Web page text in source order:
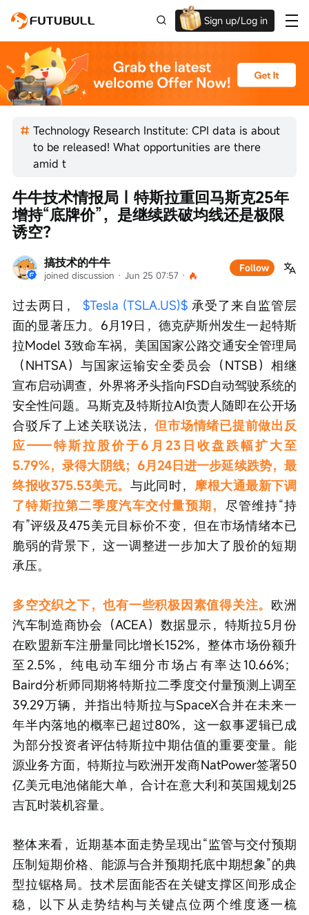
Sign up/Log in
Grab the welcome Offer!
Technology Research Institute: CPI data is about
to be released! What opportunities are there
amid t
搞技术的牛牛
joined discussion · Jun 25 07:57 ·
Follow
牛牛技术情报局｜特斯拉重回马斯克25年
增持“底牌价”，是继续跌破均线还是极限
诱空？
过去两日， $Tesla (TSLA.US)$ 承受了来自监管层
面的显著压力。6月19日，德克萨斯州发生一起特斯
拉Model 3致命车祸，美国国家公路交通安全管理局
（NHTSA）与国家运输安全委员会（NTSB）相继
宣布启动调查，外界将矛头指向FSD自动驾驶系统的
安全性问题。马斯克及特斯拉AI负责人随即在公开场
合驳斥了上述关联说法，但市场情绪已提前做出反
应——特斯拉股价于6月23日收盘跌幅扩大至
5.79%，录得大阴线；6月24日进一步延续跌势，最
终报收375.53美元。与此同时， 摩根大通最新下调
了特斯拉第二季度汽车交付量预期， 尽管维持“持
有”评级及475美元目标价不变，但在市场情绪本已
脆弱的背景下，这一调整进一步加大了股价的短期
承压。
多空交织之下，也有一些积极因素值得关注。 欧洲
汽车制造商协会（ACEA）数据显示，特斯拉5月份
在欧盟新车注册量同比增长152%，整体市场份额升
至2.5%，纯电动车细分市场占有率达10.66%；
Baird分析师同期将特斯拉二季度交付量预测上调至
39.29万辆，并指出特斯拉与SpaceX合并在未来一
年半内落地的概率已超过80%，这一叙事逻辑已成
为部分投资者评估特斯拉中期估值的重要变量。能
源业务方面，特斯拉与欧洲开发商NatPower签署50
亿美元电池储能大单，合计在意大利和英国规划25
吉瓦时装机容量。
整体来看，近期基本面走势呈现出“监管与交付预期
压制短期价格、能源与合并预期托底中期想象”的典
型拉锯格局。技术层面能否在关键支撑区间形成企
稳，以下从走势结构与关键点位两个维度逐一梳